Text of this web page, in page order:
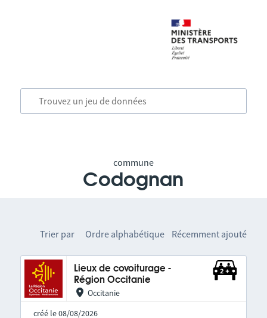
commune
Codognan
Trier par Ordre alphabétique Récemment ajouté
Lieux de covoiturage -
Région Occitanie
Occitanie
créé le 08/08/2026